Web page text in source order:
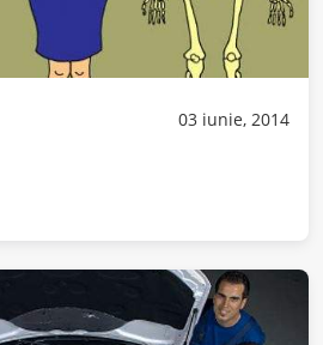
03 iunie, 2014